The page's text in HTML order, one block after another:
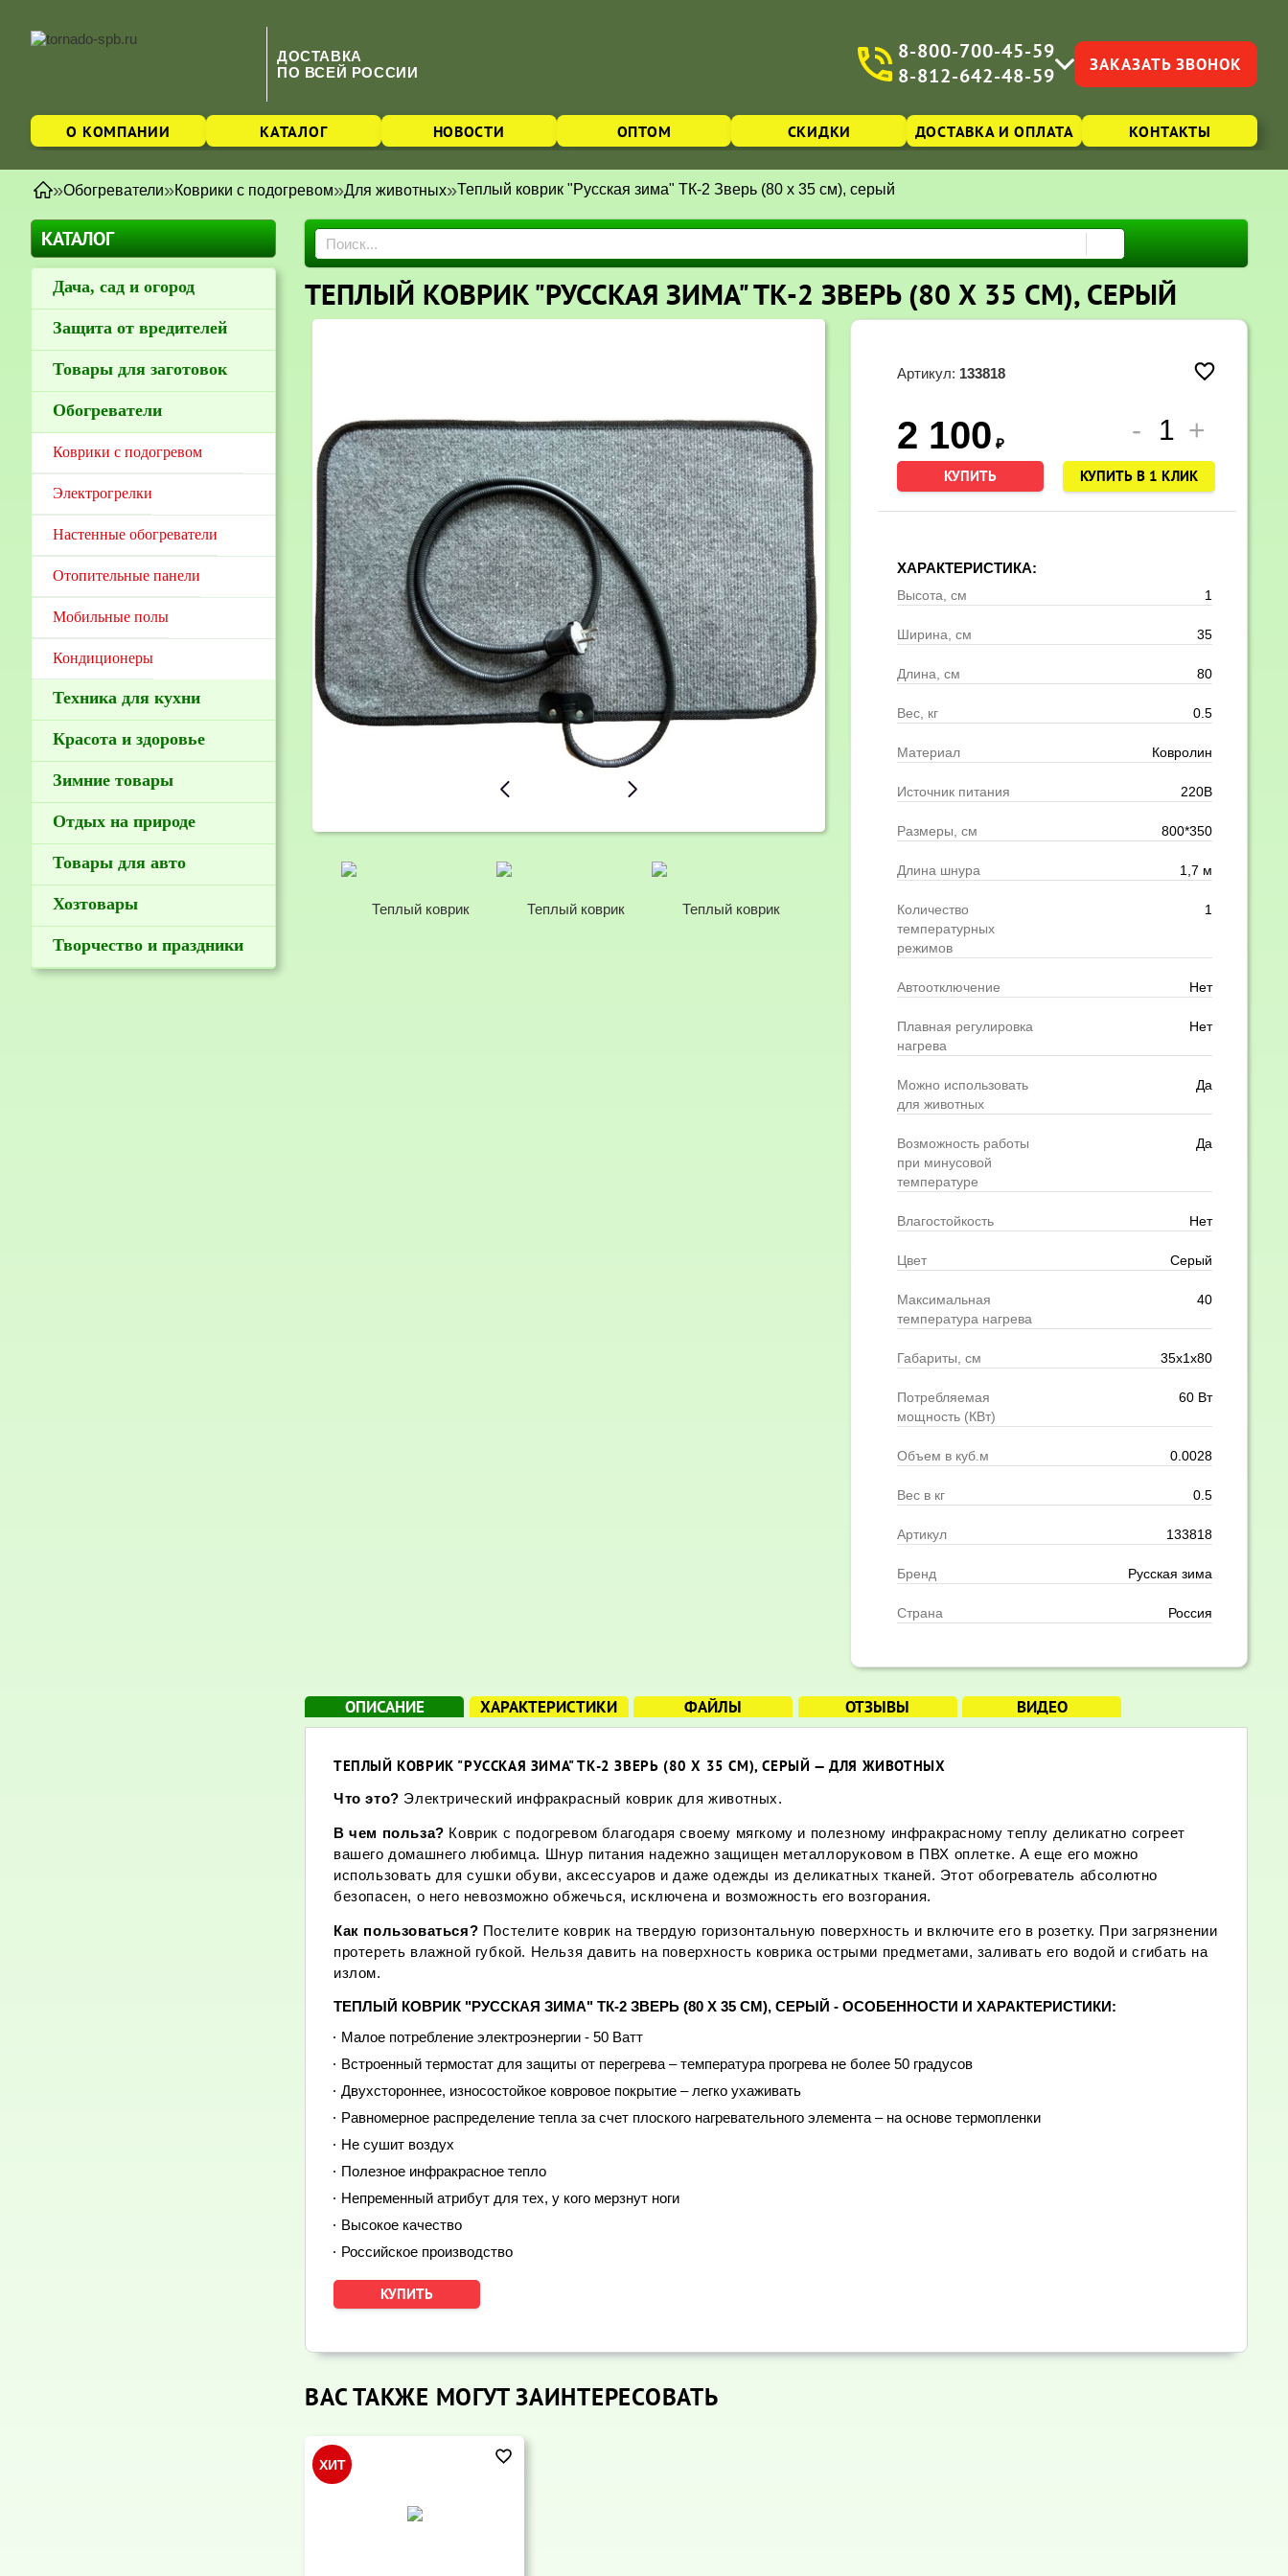
ДОСТАВКА
ПО ВСЕЙ РОССИИ
8-800-700-45-59
8-812-642-48-59
ЗАКАЗАТЬ ЗВОНОК
О КОМПАНИИ КАТАЛОГ НОВОСТИ ОПТОМ СКИДКИ ДОСТАВКА И ОПЛАТА КОНТАКТЫ
»Обогреватели»Коврики с подогревом»Для животных»Теплый коврик "Русская зима" ТК-2 Зверь (80 х 35 см), серый
КАТАЛОГ
Дача, сад и огород
Защита от вредителей
Товары для заготовок
Обогреватели
Коврики с подогревом
Электрогрелки
Настенные обогреватели
Отопительные панели
Мобильные полы
Кондиционеры
Техника для кухни
Красота и здоровье
Зимние товары
Отдых на природе
Товары для авто
Хозтовары
Творчество и праздники
ТЕПЛЫЙ КОВРИК "РУССКАЯ ЗИМА" ТК-2 ЗВЕРЬ (80 Х 35 СМ), СЕРЫЙ
Артикул: 133818
2 100 ₽
КУПИТЬ В 1 КЛИК
ХАРАКТЕРИСТИКА:
Высота, см 1
Ширина, см 35
Длина, см 80
Вес, кг 0.5
Материал Ковролин
Источник питания 220В
Размеры, см 800*350
Длина шнура 1,7 м
Количество
температурных
режимов
1
Автоотключение Нет
Плавная регулировка
нагрева
Нет
Можно использовать
для животных
Да
Возможность работы
при минусовой
температуре
Да
Влагостойкость Нет
Цвет Серый
Максимальная
температура нагрева
40
Габариты, см 35x1x80
Потребляемая
мощность (КВт)
60 Вт
Объем в куб.м 0.0028
Вес в кг 0.5
Артикул 133818
Бренд Русская зима
Страна Россия
ОПИСАНИЕ ХАРАКТЕРИСТИКИ ФАЙЛЫ ОТЗЫВЫ ВИДЕО
ТЕПЛЫЙ КОВРИК "РУССКАЯ ЗИМА" ТК-2 ЗВЕРЬ (80 Х 35 СМ), СЕРЫЙ — ДЛЯ ЖИВОТНЫХ
Что это? Электрический инфракрасный коврик для животных.
В чем польза? Коврик с подогревом благодаря своему мягкому и полезному инфракрасному теплу деликатно согреет
вашего домашнего любимца. Шнур питания надежно защищен металлоруковом в ПВХ оплетке. А еще его можно
использовать для сушки обуви, аксессуаров и даже одежды из деликатных тканей. Этот обогреватель абсолютно
безопасен, о него невозможно обжечься, исключена и возможность его возгорания.
Как пользоваться? Постелите коврик на твердую горизонтальную поверхность и включите его в розетку. При загрязнении
протереть влажной губкой. Нельзя давить на поверхность коврика острыми предметами, заливать его водой и сгибать на
излом.
ТЕПЛЫЙ КОВРИК "РУССКАЯ ЗИМА" ТК-2 ЗВЕРЬ (80 Х 35 СМ), СЕРЫЙ - ОСОБЕННОСТИ И ХАРАКТЕРИСТИКИ:
Малое потребление электроэнергии - 50 Ватт
Встроенный термостат для защиты от перегрева – температура прогрева не более 50 градусов
Двухстороннее, износостойкое ковровое покрытие – легко ухаживать
Равномерное распределение тепла за счет плоского нагревательного элемента – на основе термопленки
Не сушит воздух
Полезное инфракрасное тепло
Непременный атрибут для тех, у кого мерзнут ноги
Высокое качество
Российское производство
ВАС ТАКЖЕ МОГУТ ЗАИНТЕРЕСОВАТЬ
ХИТ